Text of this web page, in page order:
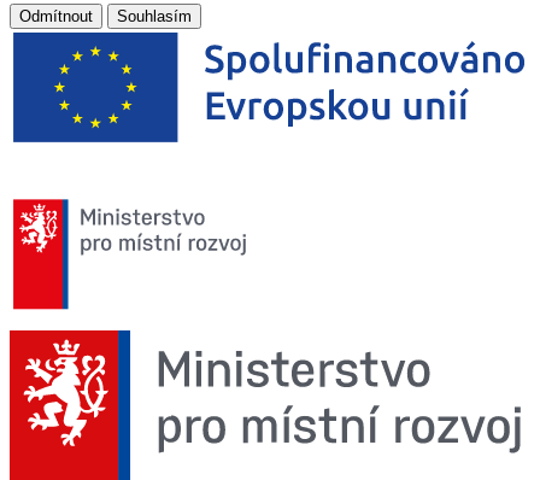
Odmítnout Souhlasím